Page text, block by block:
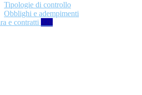
Tipologie di controllo
Obblighi e adempimenti
e contratti 326